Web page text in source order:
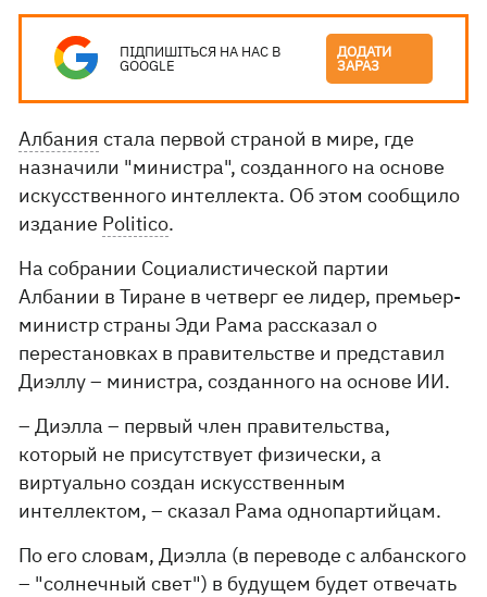
ПІДПИШІТЬСЯ НА НАС В
GOOGLE
ДОДАТИ
ЗАРАЗ
Албания стала первой страной в мире, где
назначили "министра", созданного на основе
искусственного интеллекта. Об этом сообщило
издание Politico.
На собрании Социалистической партии
Албании в Тиране в четверг ее лидер, премьер-
министр страны Эди Рама рассказал о
перестановках в правительстве и представил
Диэллу – министра, созданного на основе ИИ.
– Диэлла – первый член правительства,
который не присутствует физически, а
виртуально создан искусственным
интеллектом, – сказал Рама однопартийцам.
По его словам, Диэлла (в переводе с албанского
– "солнечный свет") в будущем будет отвечать